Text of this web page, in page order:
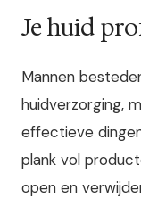
Je huid
Mannen
huidverzorging,
effectieve
plank vol
open en